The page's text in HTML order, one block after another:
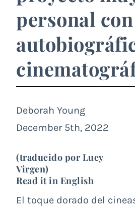
personal
Deborah Young
December 5th, 2022
(traducido por Lucy
Read it in English
El toque dorado del